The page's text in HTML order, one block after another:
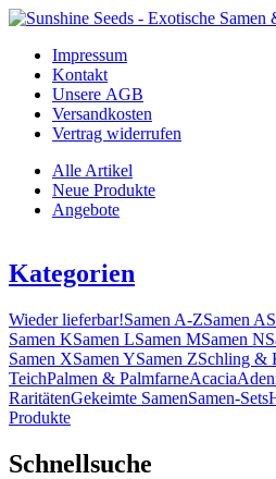
Impressum
Kontakt
Unsere AGB
Versandkosten
Vertrag widerrufen
Alle Artikel
Neue Produkte
Angebote
Kategorien
Wieder lieferbar!Samen A-ZSamen A
Samen KSamen LSamen MSamen N
Samen XSamen YSamen ZSchling &
TeichPalmen & PalmfarneAcacia
RaritätenGekeimte SamenSamen-Sets
Produkte
Schnellsuche